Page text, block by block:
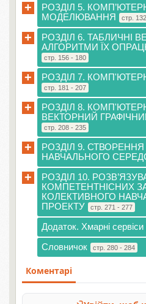
+
РОЗДІЛ 5.
МОДЕЛЮВАННЯ
стр.
+
РОЗДІЛ 6. ТАБЛИЧНІ
АЛГОРИТМИ ЇХ
стр. 156 - 180
+ РОЗДІЛ 7.
стр. 181 - 207
+
РОЗДІЛ 8.
ВЕКТОРНИЙ
стр. 208 - 235
+
РОЗДІЛ 9.
НАВЧАЛЬНОГО
+
РОЗДІЛ 10.
КОМПЕТЕНТНІСНИХ
КОЛЕКТИВНОГО
ПРОЕКТУ
стр. 271 - 277
Додаток. Хмарні сервіси
Словничок стр. 280 - 284